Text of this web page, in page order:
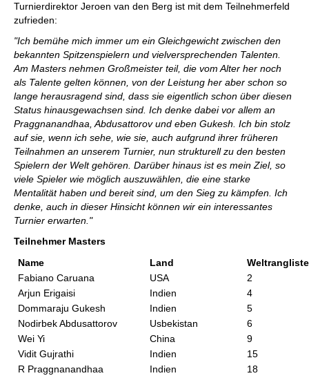
Turnierdirektor Jeroen van den Berg ist mit dem Teilnehmerfeld
zufrieden:
"Ich bemühe mich immer um ein Gleichgewicht zwischen den
bekannten Spitzenspielern und vielversprechenden Talenten.
Am Masters nehmen Großmeister teil, die vom Alter her noch
als Talente gelten können, von der Leistung her aber schon so
lange herausragend sind, dass sie eigentlich schon über diesen
Status hinausgewachsen sind. Ich denke dabei vor allem an
Praggnanandhaa, Abdusattorov und eben Gukesh. Ich bin stolz
auf sie, wenn ich sehe, wie sie, auch aufgrund ihrer früheren
Teilnahmen an unserem Turnier, nun strukturell zu den besten
Spielern der Welt gehören. Darüber hinaus ist es mein Ziel, so
viele Spieler wie möglich auszuwählen, die eine starke
Mentalität haben und bereit sind, um den Sieg zu kämpfen. Ich
denke, auch in dieser Hinsicht können wir ein interessantes
Turnier erwarten."
Teilnehmer Masters
Name
Land
Weltrangliste
Fabiano Caruana
USA
2
Arjun Erigaisi
Indien
4
Dommaraju Gukesh
Indien
5
Nodirbek Abdusattorov
Usbekistan
6
Wei Yi
China
9
Vidit Gujrathi
Indien
15
R Praggnanandhaa
Indien
18